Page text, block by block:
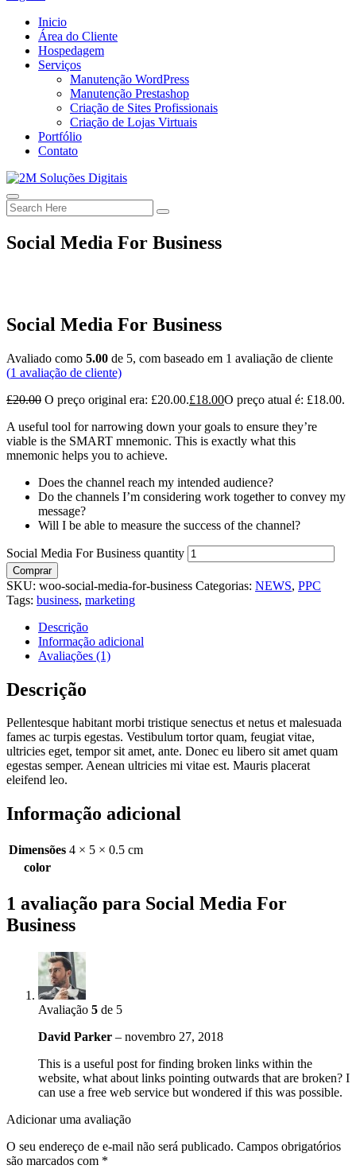
Inicio
Área do Cliente
Hospedagem
Serviços
Manutenção WordPress
Manutenção Prestashop
Criação de Sites Profissionais
Criação de Lojas Virtuais
Portfólio
Contato
Social Media For Business
Social Media For Business
Avaliado como 5.00 de 5, com baseado em 1 avaliação de cliente
(1 avaliação de cliente)
£20.00 O preço original era: £20.00.£18.00O preço atual é: £18.00.
A useful tool for narrowing down your goals to ensure they’re
viable is the SMART mnemonic. This is exactly what this
mnemonic helps you to achieve.
Does the channel reach my intended audience?
Do the channels I’m considering work together to convey my
message?
Will I be able to measure the success of the channel?
Social Media For Business quantity
Comprar
SKU: woo-social-media-for-business Categorias: NEWS, PPC
Tags: business, marketing
Descrição
Informação adicional
Avaliações (1)
Descrição
Pellentesque habitant morbi tristique senectus et netus et malesuada
fames ac turpis egestas. Vestibulum tortor quam, feugiat vitae,
ultricies eget, tempor sit amet, ante. Donec eu libero sit amet quam
egestas semper. Aenean ultricies mi vitae est. Mauris placerat
eleifend leo.
Informação adicional
Dimensões 4 × 5 × 0.5 cm
color
1 avaliação para Social Media For
Business
Avaliação 5 de 5
David Parker – novembro 27, 2018
This is a useful post for finding broken links within the
website, what about links pointing outwards that are broken? I
can use a free web service but wondered if this was possible.
Adicionar uma avaliação
O seu endereço de e-mail não será publicado. Campos obrigatórios
são marcados com *